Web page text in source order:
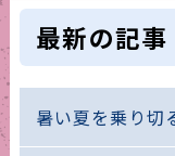
最新の記事
暑い夏を乗り切